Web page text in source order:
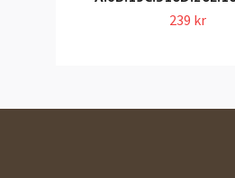
239 kr